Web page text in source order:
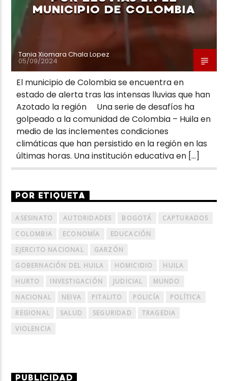
MUNICIPIO DE COLOMBIA
Tania Xiomara Chala Lopez
05/09/2024
El municipio de Colombia se encuentra en
estado de alerta tras las intensas lluvias que han
Azotado la región Una serie de desafíos ha
golpeado a la comunidad de Colombia – Huila en
medio de las inclementes condiciones
climáticas que han persistido en la región en las
últimas horas. Una institución educativa en […]
POR ETIQUETA
ASESINATO AUTORIDADES BOGOTÁ
CAPTURADOS
COLOMBIA
ECONOMÍA
EDUCACIÓN
EJERCITO NACIONAL
GARZÓN
GOBERNACIÓN DEL HUILA
HOMICIDIO
HUILA
HURTO
INVESTIGACIÓN JUDICIAL
MUNDO
NACIONAL
NEIVA PITALITO POLICÍA
POLÍTICA
REGIONAL
SALUD SEGURIDAD
TRAGEDIA
VIOLENCIA
PUBLICIDAD